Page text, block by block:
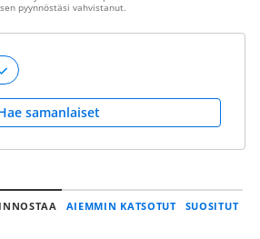
pyynnöstäsi vahvistanut.
samanlaiset
AIEMMIN KATSOTUT SUOSITUT